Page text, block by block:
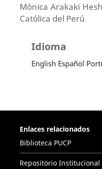
Mónica Arakaki
Católica del Perú
Idioma
English Español
Enlaces relacionados
Biblioteca PUCP
Repositorio Institucional